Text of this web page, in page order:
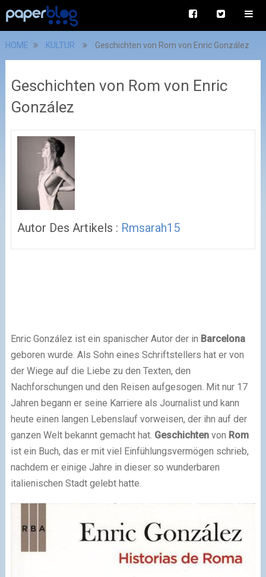
HOME KULTUR Geschichten von Rom von Enric González
Geschichten von Rom von Enric
González
Autor Des Artikels : Rmsarah15
Enric González ist ein spanischer Autor der in Barcelona
geboren wurde. Als Sohn eines Schriftstellers hat er von
der Wiege auf die Liebe zu den Texten, den
Nachforschungen und den Reisen aufgesogen. Mit nur 17
Jahren begann er seine Karriere als Journalist und kann
heute einen langen Lebenslauf vorweisen, der ihn auf der
ganzen Welt bekannt gemacht hat. Geschichtenvon Rom
ist ein Buch, das er mit viel Einfühlungsvermögen schrieb,
nachdem er einige Jahre in dieser so wunderbaren
italienischen Stadt gelebt hatte.